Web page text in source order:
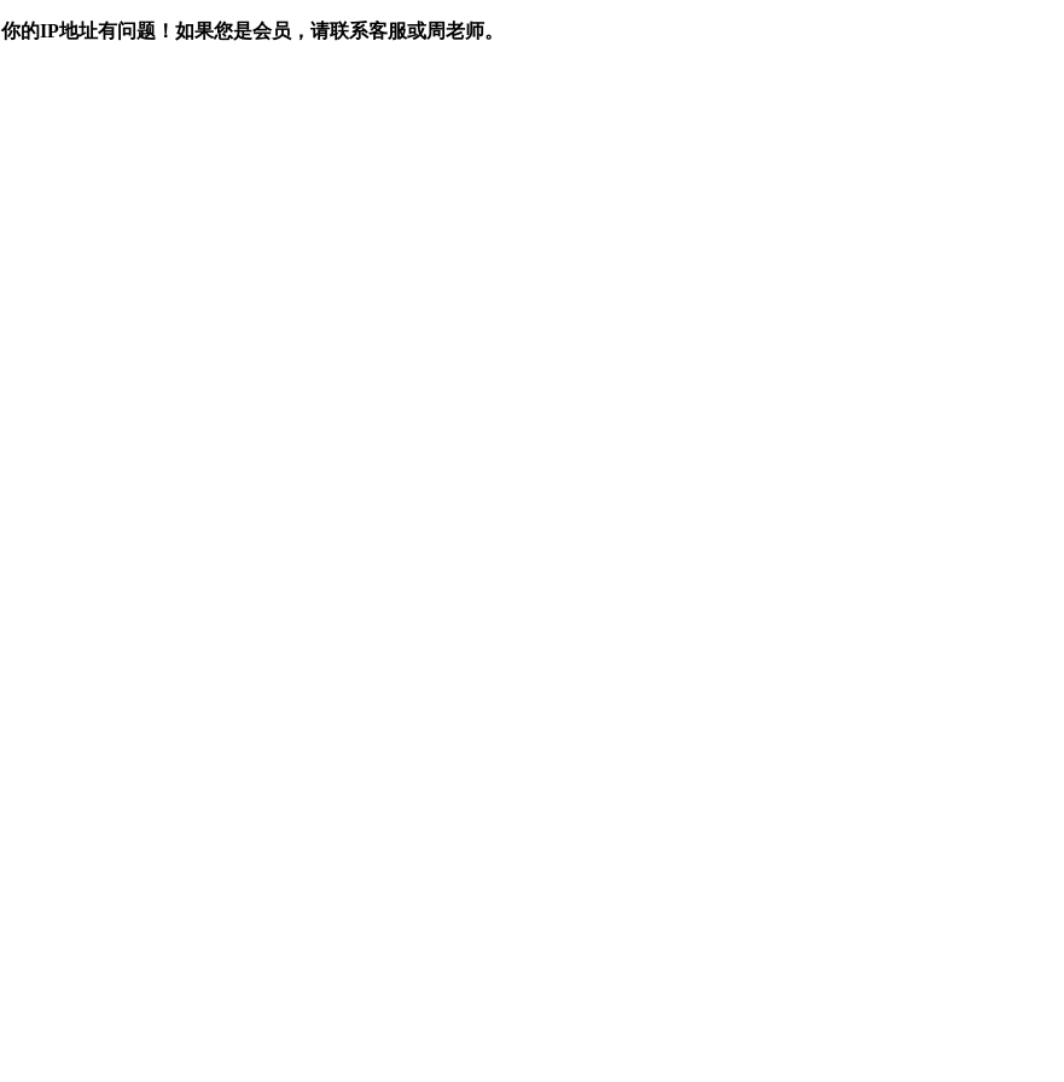
你的IP地址有问题！如果您是会员，请联系客服或周老师。